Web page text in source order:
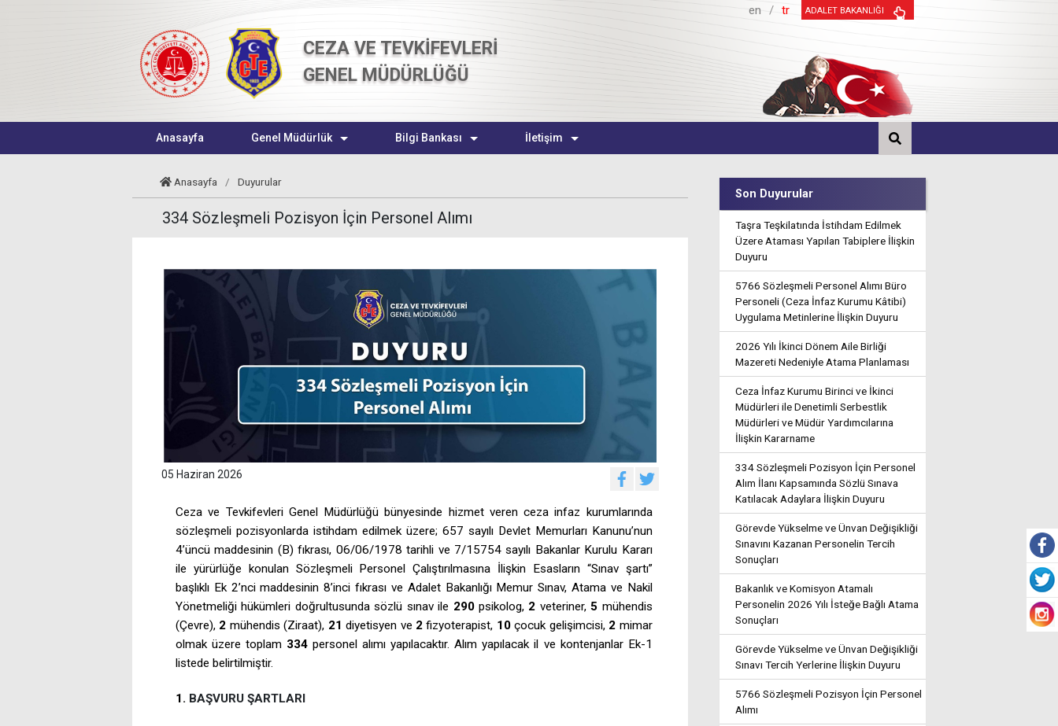
CEZA VE TEVKİFEVLERİ
GENEL MÜDÜRLÜĞÜ
en / tr ADALET BAKANLIĞI
Anasayfa Genel Müdürlük Bilgi Bankası İletişim
Anasayfa / Duyurular
334 Sözleşmeli Pozisyon İçin Personel Alımı
05 Haziran 2026
Ceza ve Tevkifevleri Genel Müdürlüğü bünyesinde hizmet veren ceza infaz kurumlarında
sözleşmeli pozisyonlarda istihdam edilmek üzere; 657 sayılı Devlet Memurları Kanunu’nun
4’üncü maddesinin (B) fıkrası, 06/06/1978 tarihli ve 7/15754 sayılı Bakanlar Kurulu Kararı
ile yürürlüğe konulan Sözleşmeli Personel Çalıştırılmasına İlişkin Esasların “Sınav şartı”
başlıklı Ek 2’nci maddesinin 8’inci fıkrası ve Adalet Bakanlığı Memur Sınav, Atama ve Nakil
Yönetmeliği hükümleri doğrultusunda sözlü sınav ile 290psikolog, 2 veteriner,5 mühendis
(Çevre), 2 mühendis (Ziraat), 21 diyetisyen ve 2 fizyoterapist, 10çocuk gelişimcisi, 2 mimar
olmak üzere toplam 334personel alımı yapılacaktır. Alım yapılacak il ve kontenjanlar Ek-1
listede belirtilmiştir.
1. BAŞVURU ŞARTLARI
Son Duyurular
Taşra Teşkilatında İstihdam Edilmek
Üzere Ataması Yapılan Tabiplere İlişkin
Duyuru
5766 Sözleşmeli Personel Alımı Büro
Personeli (Ceza İnfaz Kurumu Kâtibi)
Uygulama Metinlerine İlişkin Duyuru
2026 Yılı İkinci Dönem Aile Birliği
Mazereti Nedeniyle Atama Planlaması
Ceza İnfaz Kurumu Birinci ve İkinci
Müdürleri ile Denetimli Serbestlik
Müdürleri ve Müdür Yardımcılarına
İlişkin Kararname
334 Sözleşmeli Pozisyon İçin Personel
Alım İlanı Kapsamında Sözlü Sınava
Katılacak Adaylara İlişkin Duyuru
Görevde Yükselme ve Ünvan Değişikliği
Sınavını Kazanan Personelin Tercih
Sonuçları
Bakanlık ve Komisyon Atamalı
Personelin 2026 Yılı İsteğe Bağlı Atama
Sonuçları
Görevde Yükselme ve Ünvan Değişikliği
Sınavı Tercih Yerlerine İlişkin Duyuru
5766 Sözleşmeli Pozisyon İçin Personel
Alımı